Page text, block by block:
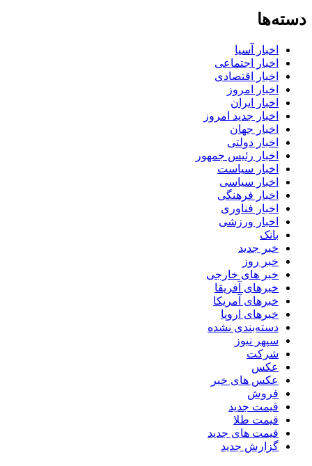
دسته‌ها
اخبار آسیا
اخبار اجتماعی
اخبار اقتصادی
اخبار امروز
اخبار ایران
اخبار جدید امروز
اخبار جهان
اخبار دولتی
اخبار رئیس جمهور
اخبار سیاست
اخبار سیاسی
اخبار فرهنگی
اخبار فناوری
اخبار ورزشی
بانک
خبر جدید
خبر روز
خبر های خارجی
خبرهای آفریقا
خبرهای آمریکا
خبرهای اروپا
دسته‌بندی نشده
سپهر نیوز
شرکت
عکس
عکس های خبر
فروش
قیمت جدید
قیمت طلا
قیمت های جدید
گزارش جدید